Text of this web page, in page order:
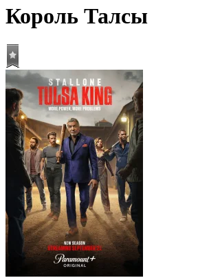
Король Талсы